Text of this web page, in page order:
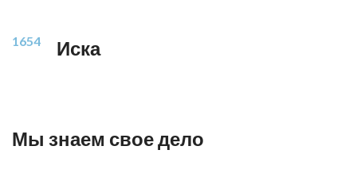
1654 Иска
Мы знаем свое дело